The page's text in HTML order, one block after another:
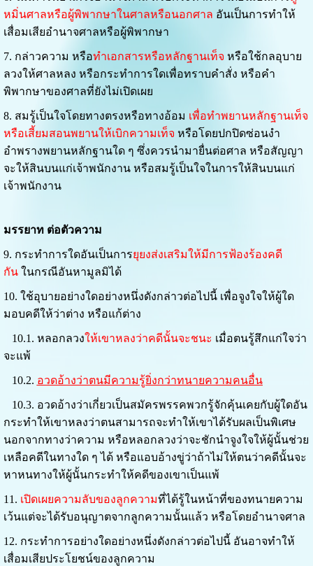
หมิ่นศาลหรือผู้พิพากษาในศาลหรือนอกศาล อันเป็นการทำให้
เสื่อมเสียอำนาจศาลหรือผู้พิพากษา
7. กล่าวความ หรือทำเอกสารหรือหลักฐานเท็จ หรือใช้กลอุบาย
ลวงให้ศาลหลง หรือกระทำการใดเพื่อทราบคำสั่ง หรือคำ
พิพากษาของศาลที่ยังไม่เปิดเผย
8. สมรู้เป็นใจโดยทางตรงหรือทางอ้อม เพื่อทำพยานหลักฐานเท็จ
หรือเสี้ยมสอนพยานให้เบิกความเท็จ หรือโดยปกปิดซ่อนงำ
อำพรางพยานหลักฐานใด ๆ ซึ่งควรนำมายื่นต่อศาล หรือสัญญา
จะให้สินบนแก่เจ้าพนักงาน หรือสมรู้เป็นใจในการให้สินบนแก่
เจ้าพนักงาน
มรรยาท ต่อตัวความ
9. กระทำการใดอันเป็นการยุยงส่งเสริมให้มีการฟ้องร้องคดี
กัน ในกรณีอันหามูลมิได้
10. ใช้อุบายอย่างใดอย่างหนึ่งดังกล่าวต่อไปนี้ เพื่อจูงใจให้ผู้ใด
มอบคดีให้ว่าต่าง หรือแก้ต่าง
10.1. หลอกลวงให้เขาหลงว่าคดีนั้นจะชนะ เมื่อตนรู้สึกแก่ใจว่า
จะแพ้
10.2. อวดอ้างว่าตนมีความรู้ยิ่งกว่าทนายความคนอื่น
10.3. อวดอ้างว่าเกี่ยวเป็นสมัครพรรคพวกรู้จักคุ้นเคยกับผู้ใดอัน
กระทำให้เขาหลงว่าตนสามารถจะทำให้เขาได้รับผลเป็นพิเศษ
นอกจากทางว่าความ หรือหลอกลวงว่าจะชักนำจูงใจให้ผู้นั้นช่วย
เหลือคดีในทางใด ๆ ได้ หรือแอบอ้างขู่ว่าถ้าไม่ให้ตนว่าคดีนั้นจะ
หาหนทางให้ผู้นั้นกระทำให้คดีของเขาเป็นแพ้
11. เปิดเผยความลับของลูกความที่ได้รู้ในหน้าที่ของทนายความ
เว้นแต่จะได้รับอนุญาตจากลูกความนั้นแล้ว หรือโดยอำนาจศาล
12. กระทำการอย่างใดอย่างหนึ่งดังกล่าวต่อไปนี้ อันอาจทำให้
เสื่อมเสียประโยชน์ของลูกความ